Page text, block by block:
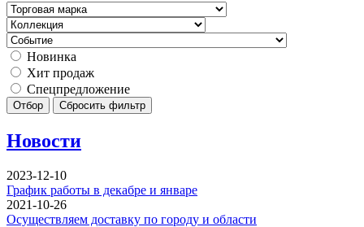
Новинка
Хит продаж
Спецпредложение
Отбор Сбросить фильтр
Новости
2023-12-10
График работы в декабре и январе
2021-10-26
Осуществляем доставку по городу и области